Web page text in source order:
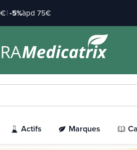
|-5%àpd 75€
Actifs Marques